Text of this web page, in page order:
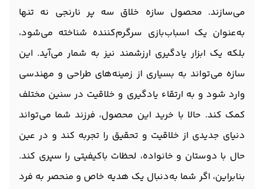
می‌سازند. محصول سازه خلاق سه پر نارنجی نه تنها
به‌عنوان یک اسباب‌بازی سرگرم‌کننده شناخته می‌شود،
بلکه یک ابزار یادگیری ارزشمند نیز به شمار می‌آید. این
سازه می‌تواند به بسیاری از زمینه‌های طراحی و مهندسی
وارد شود و به ارتقاء یادگیری و خلاقیت در سنین مختلف
کمک کند. حالا با خرید این محصول، فرزند شما می‌تواند
دنیای جدیدی از خلاقیت و تحقیق را تجربه کند و در عین
حال با دوستان و خانواده، لحظات باکیفیتی را سپری کند.
بنابراین، اگر شما به‌دنبال یک هدیه خاص و منحصر به فرد